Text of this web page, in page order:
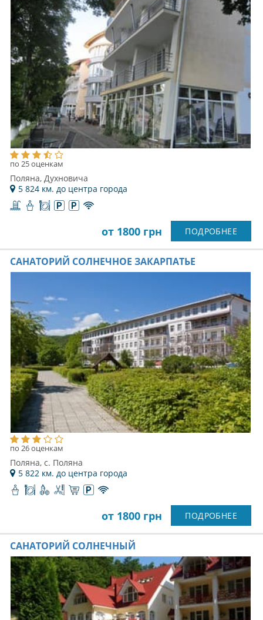
по 25 оценкам
Поляна, Духновича
5 824 км. до центра города
от 1800 грн ПОДРОБНЕЕ
САНАТОРИЙ СОЛНЕЧНОЕ ЗАКАРПАТЬЕ
по 26 оценкам
Поляна, с. Поляна
5 822 км. до центра города
от 1800 грн ПОДРОБНЕЕ
САНАТОРИЙ СОЛНЕЧНЫЙ